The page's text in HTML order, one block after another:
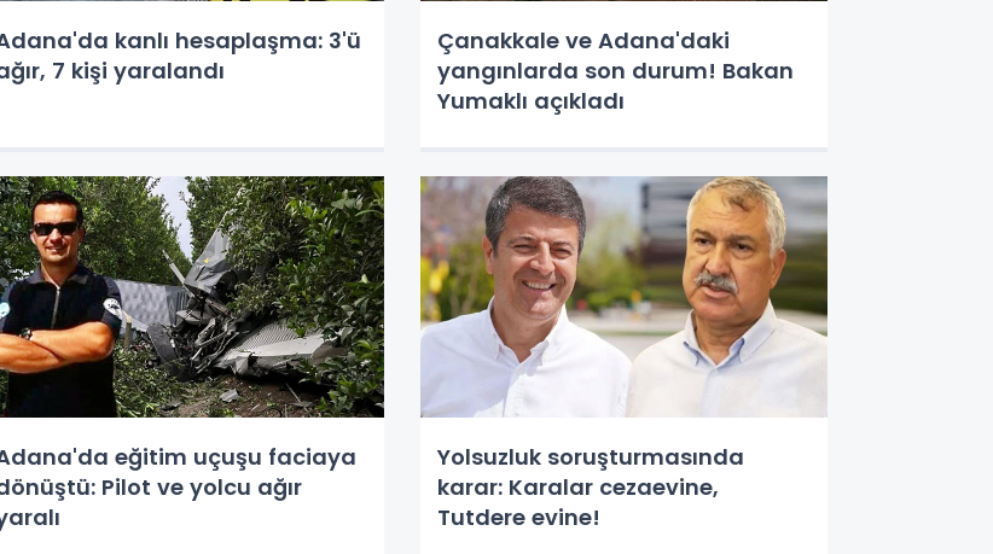
kanlı hesaplaşma: 3'ü
7 kişi yaralandı
Çanakkale ve Adana'daki
yangınlarda son durum! Bakan
Yumaklı açıkladı
eğitim uçuşu faciaya
Pilot ve yolcu ağır
Yolsuzluk soruşturmasında
karar: Karalar cezaevine,
Tutdere evine!